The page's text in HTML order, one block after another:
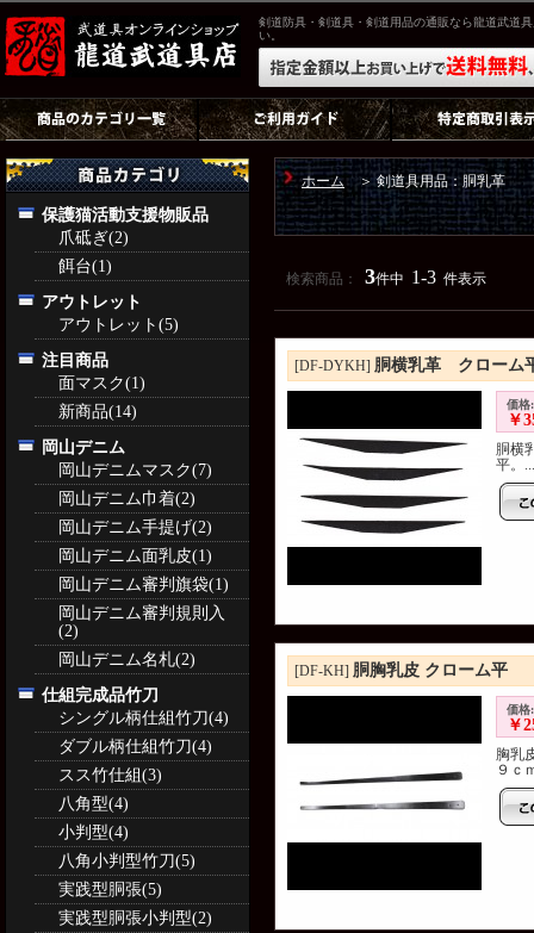
剣道防具・剣道具・剣道用品の通販なら龍道武道
い。
ホーム ＞ 剣道具用品：胴乳革
検索商品： 3件中 1-3 件表示
[DF-DYKH] 胴横乳革 クローム
価格:
￥
胴横
平。...
[DF-KH] 胴胸乳皮 クローム平
価格:
￥
胸乳
９ｃ
保護猫活動支援物販品
爪砥ぎ(2)
餌台(1)
アウトレット
アウトレット(5)
注目商品
面マスク(1)
新商品(14)
岡山デニム
岡山デニムマスク(7)
岡山デニム巾着(2)
岡山デニム手提げ(2)
岡山デニム面乳皮(1)
岡山デニム審判旗袋(1)
岡山デニム審判規則入
(2)
岡山デニム名札(2)
仕組完成品竹刀
シングル柄仕組竹刀(4)
ダブル柄仕組竹刀(4)
スス竹仕組(3)
八角型(4)
小判型(4)
八角小判型竹刀(5)
実践型胴張(5)
実践型胴張小判型(2)